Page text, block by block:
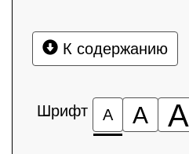
К содержанию
Шрифт А А А